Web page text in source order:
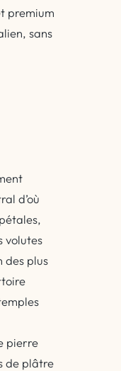
premium
sans
d’où
volutes
des plus
pierre
de plâtre